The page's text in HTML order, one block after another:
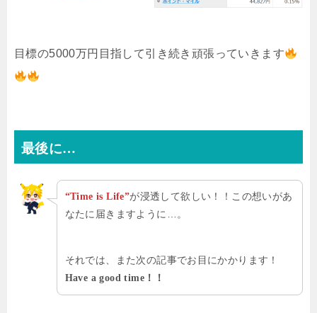
目標の5000万円目指して引き続き頑張っていきます
最後に…
“Time is Life”が浸透して欲しい！！この想いがあ
なたに届きますように…。
それでは、また次の記事でお目にかかります！
Have a good time！！